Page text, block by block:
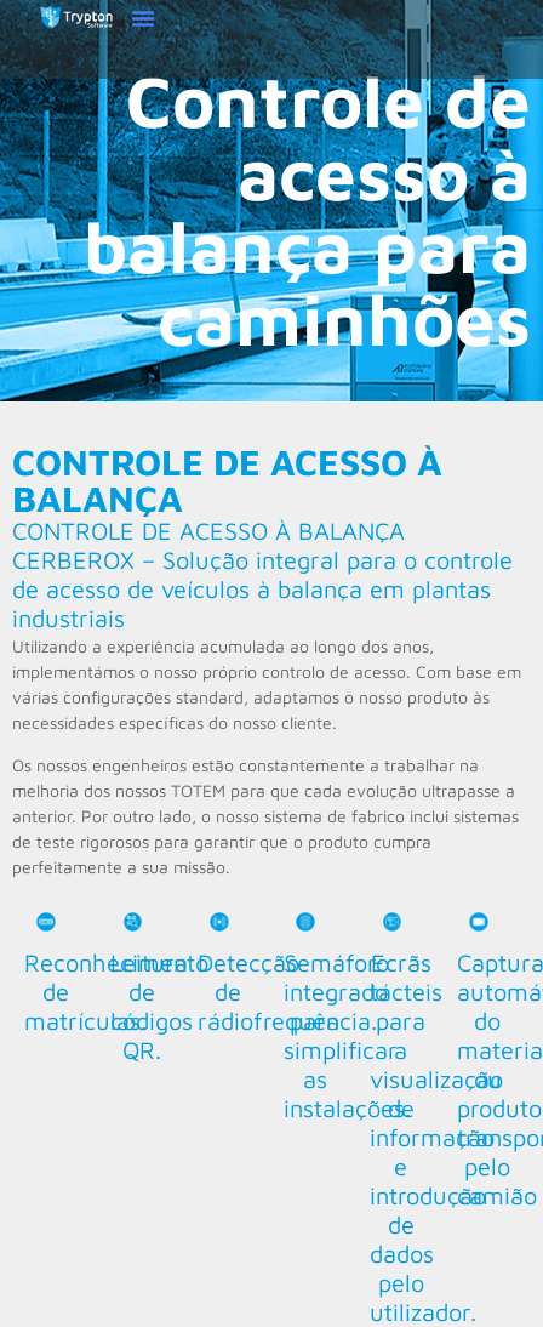
Controle de
acesso à
balança para
caminhões
CONTROLE DE ACESSO À
BALANÇA
CONTROLE DE ACESSO À BALANÇA
CERBEROX – Solução integral para o controle
de acesso de veículos à balança em plantas
industriais
Utilizando a experiência acumulada ao longo dos anos,
implementámos o nosso próprio controlo de acesso. Com base em
várias configurações standard, adaptamos o nosso produto às
necessidades específicas do nosso cliente.
Os nossos engenheiros estão constantemente a trabalhar na
melhoria dos nossos TOTEM para que cada evolução ultrapasse a
anterior. Por outro lado, o nosso sistema de fabrico inclui sistemas
de teste rigorosos para garantir que o produto cumpra
perfeitamente a sua missão.
Reconhecimento
de
matrículas.
Leitura
de
códigos
QR.
Detecção
de
rádiofrequência.
Semáforo
integrado
para
simplificar
as
instalações.
Ecrãs
tácteis
para
a
visualização
de
informação
e
introdução
de
dados
pelo
utilizador.
Captura
do
ou
produto
pelo
camião